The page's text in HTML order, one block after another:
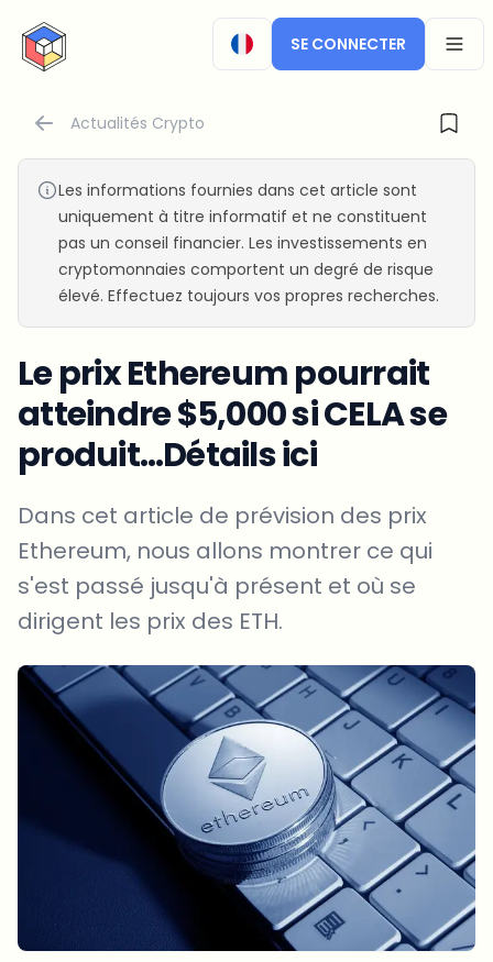
CryptoTicker
SE CONNECTER
Actualités Crypto
Les informations fournies dans cet article sont
uniquement à titre informatif et ne constituent
pas un conseil financier. Les investissements en
cryptomonnaies comportent un degré de risque
élevé. Effectuez toujours vos propres recherches.
Le prix Ethereum pourrait
atteindre $5,000 si CELA se
produit…Détails ici
Dans cet article de prévision des prix
Ethereum, nous allons montrer ce qui
s'est passé jusqu'à présent et où se
dirigent les prix des ETH.